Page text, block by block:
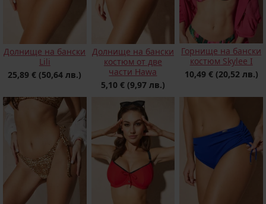
Долнище на бански
Lili
25,89 € (50,64 лв.)
Долнище на бански
костюм от две
части Hawa
5,10 € (9,97 лв.)
Горнище на бански
костюм Skylee I
10,49 € (20,52 лв.)